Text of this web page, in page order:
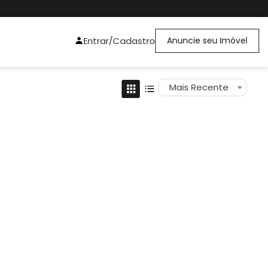
Entrar/Cadastro Anuncie seu Imóvel
Mais Recente